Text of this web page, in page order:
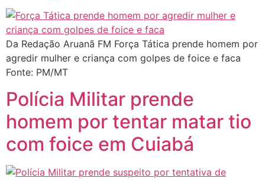
Da Redação Aruanã FM Força Tática prende homem por
agredir mulher e criança com golpes de foice e faca
Fonte: PM/MT
Polícia Militar prende
homem por tentar matar tio
com foice em Cuiabá